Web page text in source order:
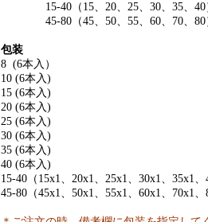
15-40（15、20、25、30、35、40
45-80（45、50、55、60、70、80
包装
8 (6本入）
10 (6本入)
15 (6本入)
20 (6本入)
25 (6本入)
30 (6本入)
35 (6本入)
40 (6本入)
15-40（15x1、20x1、25x1、30x1、35x1、
45-80（45x1、50x1、55x1、60x1、70x1、